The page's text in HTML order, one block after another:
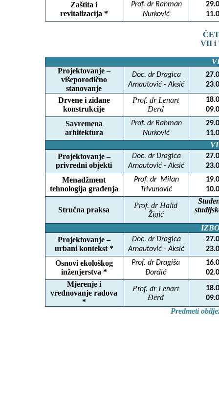
Zaštita i
revitalizacija *
Prof. dr Rahman
Nurković
VII i
Projektovanje –
višeporodično
stanovanje
Doc. dr Dragica
Arnautović - Aksić
Drvene i zidane
konstrukcije
Prof. dr Lenart
Đerđ
Savremena
arhitektura
Prof. dr Rahman
Nurković
Projektovanje –
privredni objekti
Doc. dr Dragica
Arnautović - Aksić
Menadžment
tehnologija građenja
Prof. dr Milan
Trivunović
Stručna praksa
Prof. dr Halid
Žigić
Projektovanje –
urbani kontekst *
Doc. dr Dragica
Arnautović - Aksić
Osnovi ekološkog
inženjerstva *
Prof. dr Dragiša
Đorđić
Mjerenje i
vrednovanje radova
*
Prof. dr Lenart
Đerđ
Predmeti